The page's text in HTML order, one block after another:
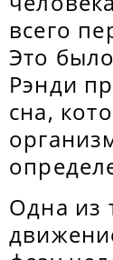
всего
Это
Рэнди
сна,
Одна из